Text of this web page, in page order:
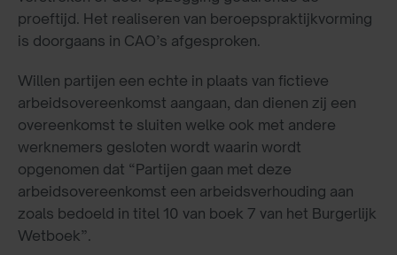
proeftijd. Het realiseren van beroepspraktijkvorming
is doorgaans in CAO’s afgesproken.
Willen partijen een echte in plaats van fictieve
arbeidsovereenkomst aangaan, dan dienen zij een
overeenkomst te sluiten welke ook met andere
werknemers gesloten wordt waarin wordt
opgenomen dat “Partijen gaan met deze
arbeidsovereenkomst een arbeidsverhouding aan
zoals bedoeld in titel 10 van boek 7 van het Burgerlijk
Wetboek”.